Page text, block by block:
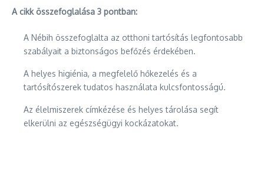
A cikk összefoglalása 3 pontban:
A Nébih összefoglalta az otthoni tartósítás legfontosabb
szabályait a biztonságos befőzés érdekében.
A helyes higiénia, a megfelelő hőkezelés és a
tartósítószerek tudatos használata kulcsfontosságú.
Az élelmiszerek címkézése és helyes tárolása segít
elkerülni az egészségügyi kockázatokat.